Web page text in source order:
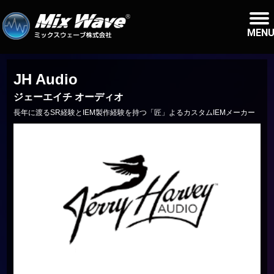
MENU
JH Audio
ジェーエイチ オーディオ
長年に渡るSR経験とIEM製作経験を持つ「匠」よるカスタムIEMメーカー